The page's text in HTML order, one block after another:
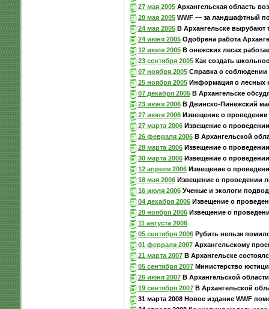
27 мая 2005Архангельская область
20 мая 2005WWF — за ландшафтный
24 мая 2005В Архангельске вырубают
24 июня 2005Одобрена работа
12 июля 2005В онежских лесах
23 сентября 2005Как создать
07 ноября 2005Справка о соблюдении
25 ноября 2005Информация о лесных
07 декабря 2005В Архангельске
23 июня 2006В Двинско-Пинежский
27 июня 2006Извещение о проведении
27 марта 2006Извещение о проведении
26 февраля 2006В Архангельской
28 марта 2006Извещение о проведении
30 марта 2006Извещение о проведении
12 апреля 2006Извещение о
18 мая 2006Извещение о проведении
16 июля 2006Ученые и экологи
04 декабря 2006Извещение о
20 ноября 2006Извещение о
11 августа 2006
05 сентября 2006Рубить нельзя
01 февраля 2007Архангельскому
21 марта 2007В Архангельске
05 сентября 2007Министерство
26 июня 2007В Архангельской
19 сентября 2007В Архангельской
31 марта 2008 Новое издание WWF